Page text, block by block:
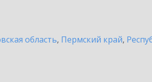
область, Пермский край,